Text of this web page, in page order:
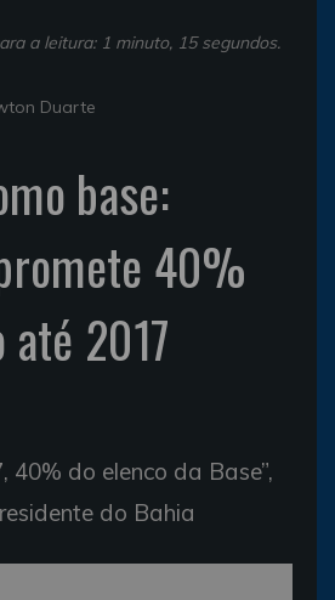
a leitura: 1 minuto, 15 segundos.
Duarte
base:
40%
2017
40% do elenco da Base”,
do Bahia